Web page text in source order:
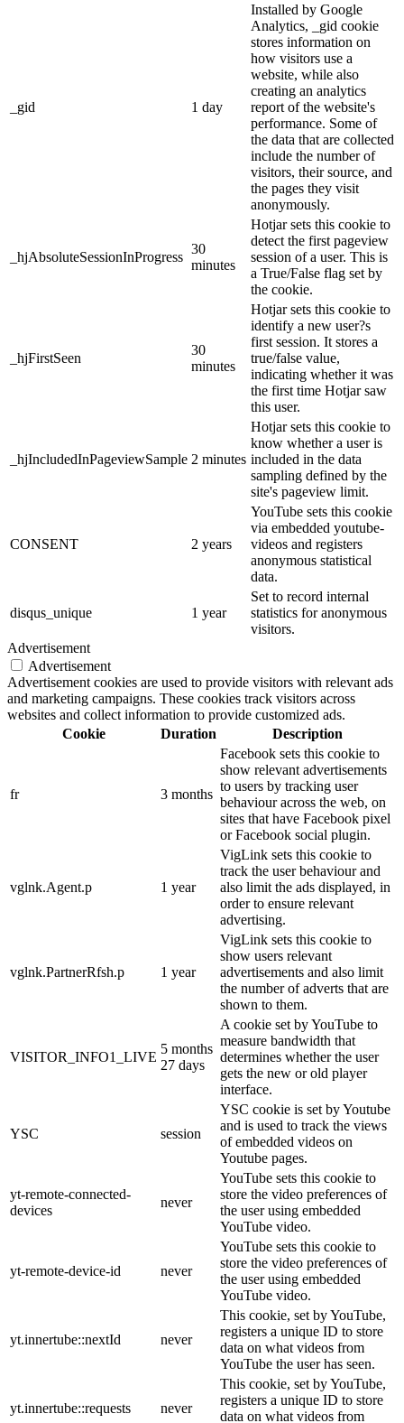
_gid 1 day
Installed by Google
Analytics, _gid cookie
stores information on
how visitors use a
website, while also
creating an analytics
report of the website's
performance. Some of
the data that are collected
include the number of
visitors, their source, and
the pages they visit
anonymously.
_hjAbsoluteSessionInProgress
30
minutes
Hotjar sets this cookie to
detect the first pageview
session of a user. This is
a True/False flag set by
the cookie.
_hjFirstSeen
30
minutes
Hotjar sets this cookie to
identify a new user?s
first session. It stores a
true/false value,
indicating whether it was
the first time Hotjar saw
this user.
_hjIncludedInPageviewSample 2 minutes
Hotjar sets this cookie to
know whether a user is
included in the data
sampling defined by the
site's pageview limit.
CONSENT 2 years
YouTube sets this cookie
via embedded youtube-
videos and registers
anonymous statistical
data.
disqus_unique 1 year
Set to record internal
statistics for anonymous
visitors.
Advertisement
Advertisement
Advertisement cookies are used to provide visitors with relevant ads
and marketing campaigns. These cookies track visitors across
websites and collect information to provide customized ads.
Cookie
Duration Description
fr 3 months
Facebook sets this cookie to
show relevant advertisements
to users by tracking user
behaviour across the web, on
sites that have Facebook pixel
or Facebook social plugin.
vglnk.Agent.p 1 year
VigLink sets this cookie to
track the user behaviour and
also limit the ads displayed, in
order to ensure relevant
advertising.
vglnk.PartnerRfsh.p 1 year
VigLink sets this cookie to
show users relevant
advertisements and also limit
the number of adverts that are
shown to them.
VISITOR_INFO1_LIVE
5 months
27 days
A cookie set by YouTube to
measure bandwidth that
determines whether the user
gets the new or old player
interface.
YSC session
YSC cookie is set by Youtube
and is used to track the views
of embedded videos on
Youtube pages.
yt-remote-connected-
devices
never
YouTube sets this cookie to
store the video preferences of
the user using embedded
YouTube video.
yt-remote-device-id never
YouTube sets this cookie to
store the video preferences of
the user using embedded
YouTube video.
yt.innertube::nextId never
This cookie, set by YouTube,
registers a unique ID to store
data on what videos from
YouTube the user has seen.
yt.innertube::requests never
This cookie, set by YouTube,
registers a unique ID to store
data on what videos from